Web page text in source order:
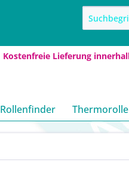
Kostenfreie Lieferung
Rollenfinder